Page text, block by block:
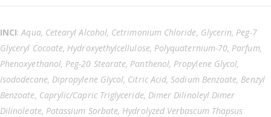
INCI:Aqua, Cetearyl Alcohol, Cetrimonium Chloride, Glycerin, Peg-7
Glyceryl Cocoate, Hydroxyethylcellulose, Polyquaternium-70, Parfum,
Phenoxyethanol, Peg-20 Stearate, Panthenol, Propylene Glycol,
Isododecane, Dipropylene Glycol, Citric Acid, Sodium Benzoate, Benzyl
Benzoate, Caprylic/Capric Triglyceride, Dimer Dilinoleyl Dimer
Dilinoleate, Potassium Sorbate, Hydrolyzed Verbascum Thapsus